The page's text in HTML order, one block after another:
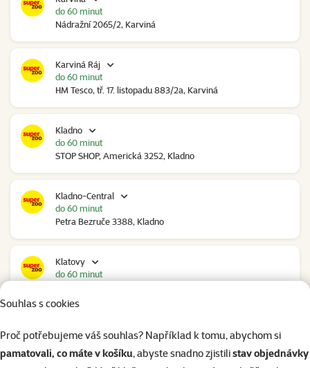
Souhlas s cookies
Proč potřebujeme váš souhlas? Například k tomu, abychom si
pamatovali, co máte v košíku, abyste snadno zjistilistav objednávky
Nádražní 2065/2, Karviná
do 60 minut
Karviná Ráj
HM Tesco, tř. 17. listopadu 883/2a, Karviná
do 60 minut
Kladno
STOP SHOP, Americká 3252, Kladno
do 60 minut
Kladno-Central
Petra Bezruče 3388, Kladno
do 60 minut
Klatovy
do 60 minut
Polepská 979, Kolín
do 60 minut